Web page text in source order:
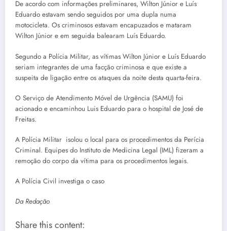
De acordo com informações preliminares, Wilton Júnior e Luís
Eduardo estavam sendo seguidos por uma dupla numa
motocicleta. Os criminosos estavam encapuzados e mataram
Wilton Júnior e em seguida balearam Luís Eduardo.
Segundo a Polícia Militar, as vítimas Wilton Júnior e Luís Eduardo
seriam integrantes de uma facção criminosa e que existe a
suspeita de ligação entre os ataques da noite desta quarta-feira.
O Serviço de Atendimento Móvel de Urgência (SAMU) foi
acionado e encaminhou Luis Eduardo para o hospital de José de
Freitas.
A Polícia Militar isolou o local para os procedimentos da Perícia
Criminal. Equipes do Instituto de Medicina Legal (IML) fizeram a
remoção do corpo da vítima para os procedimentos legais.
A Polícia Civil investiga o caso
Da Redação
Share this content: